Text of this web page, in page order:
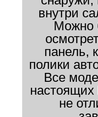
внутри
Можно
панель,
полики
Все
не